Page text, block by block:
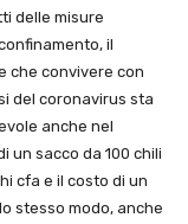
delle misure
il
che convivere con
del coronavirus sta
anche nel
un sacco da 100 chili
cfa e il costo di un
stesso modo, anche